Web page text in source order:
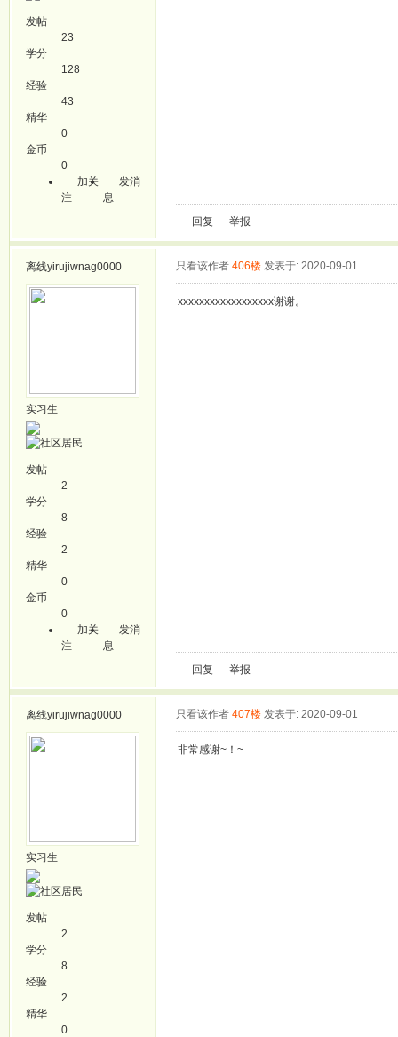
发帖
23
学分
128
经验
43
精华
0
金币
0
加关
注
发消
息
回复 举报
离线yirujiwnag0000
实习生
发帖
2
学分
8
经验
2
精华
0
金币
0
加关
注
发消
息
只看该作者 406楼 发表于: 2020-09-01
xxxxxxxxxxxxxxxxxx谢谢。
回复 举报
离线yirujiwnag0000
实习生
发帖
2
学分
8
经验
2
精华
0
只看该作者 407楼 发表于: 2020-09-01
非常感谢~！~